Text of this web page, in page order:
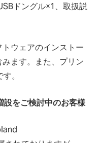
ドングル×1、取扱説
ウェアのインストー
ます。また、プリン
。
をご検討中のお客様